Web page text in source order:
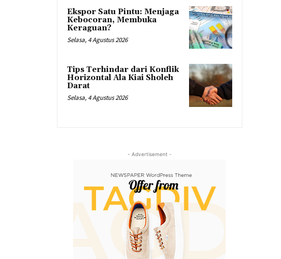
Ekspor Satu Pintu: Menjaga
Kebocoran, Membuka
Keraguan?
Selasa, 4 Agustus 2026
Tips Terhindar dari Konflik
Horizontal Ala Kiai Sholeh
Darat
Selasa, 4 Agustus 2026
- Advertisement -